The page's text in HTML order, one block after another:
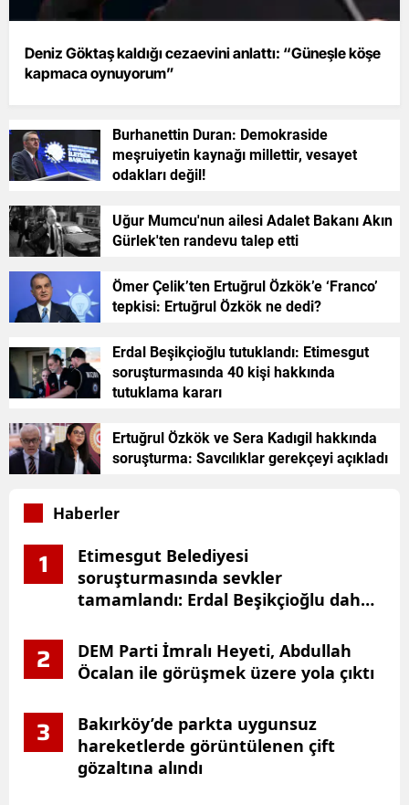
Deniz Göktaş kaldığı cezaevini anlattı: “Güneşle köşe
kapmaca oynuyorum”
Burhanettin Duran: Demokraside
meşruiyetin kaynağı millettir, vesayet
odakları değil!
Uğur Mumcu'nun ailesi Adalet Bakanı Akın
Gürlek'ten randevu talep etti
Ömer Çelik’ten Ertuğrul Özkök’e ‘Franco’
tepkisi: Ertuğrul Özkök ne dedi?
Erdal Beşikçioğlu tutuklandı: Etimesgut
soruşturmasında 40 kişi hakkında
tutuklama kararı
Ertuğrul Özkök ve Sera Kadıgil hakkında
soruşturma: Savcılıklar gerekçeyi açıkladı
Haberler
1
Etimesgut Belediyesi
soruşturmasında sevkler
tamamlandı: Erdal Beşikçioğlu dahil
2
DEM Parti İmralı Heyeti, Abdullah
Öcalan ile görüşmek üzere yola çıktı
3
Bakırköy’de parkta uygunsuz
hareketlerde görüntülenen çift
gözaltına alındı